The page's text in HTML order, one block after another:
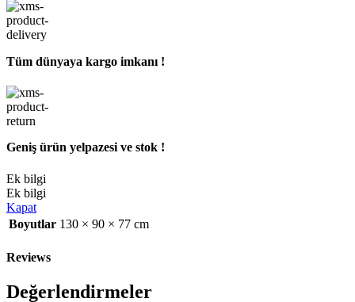
Tüm dünyaya kargo imkanı !
Geniş ürün yelpazesi ve stok !
Ek bilgi
Ek bilgi
Kapat
Boyutlar 130 × 90 × 77 cm
Reviews
Değerlendirmeler